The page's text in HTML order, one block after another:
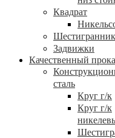
Квадрат
Шестигранник
Задвижки
Качественный
сталь
Круг г/к
Круг г/к